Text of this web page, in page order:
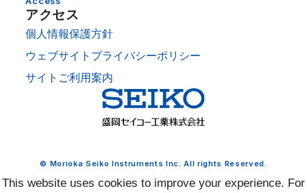
アクセス
個人情報保護方針
ウェブサイトプライバシーポリシー
サイトご利用案内
© Morioka Seiko Instruments Inc. All rights Reserved.
This website uses cookies to improve your experience. For